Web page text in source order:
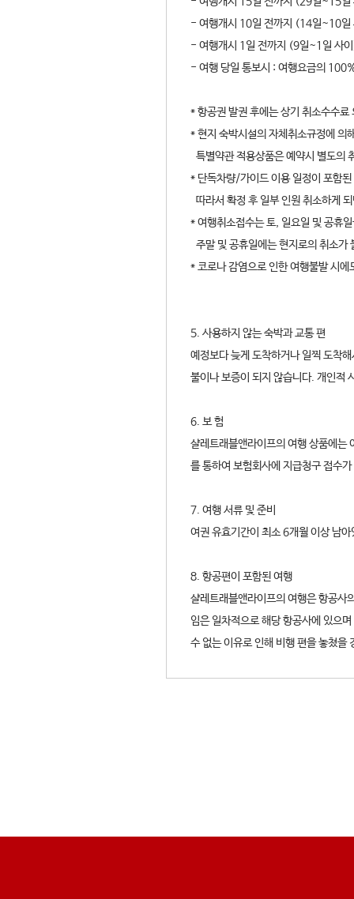
- 여행개시 10일 전까지 (14일~10일
- 여행개시 1일 전까지 (9일~1일 사
- 여행 당일 통보시 : 여행요금의
* 항공권 발권 후에는 상기 취소수수
* 현지 숙박시설의 자체취소규정에 의
특별약관 적용상품은 예약시 별도의
* 단독차량/가이드 이용 일정이 포함
따라서 확정 후 일부 인원 취소하게
* 여행취소접수는 토, 일요일 및 공휴
주말 및 공휴일에는 현지로의 취소가
* 코로나 감염으로 인한 여행불발 시
5. 사용하지 않는 숙박과 교통 편
예정보다 늦게 도착하거나 일찍 도착
불이나 보증이 되지 않습니다. 개인적
6. 보 험
샬레트래블앤라이프의 여행 상품에는
를 통하여 보험회사에 지급청구 접수
7. 여행 서류 및 준비
여권 유효기간이 최소 6개월 이상 남
8. 항공편이 포함된 여행
샬레트래블앤라이프의 여행은 항공사
임은 일차적으로 해당 항공사에 있으
수 없는 이유로 인해 비행 편을 놓쳤을